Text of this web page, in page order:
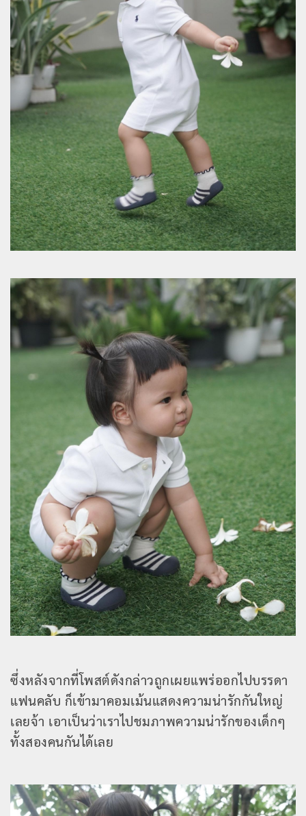
ซึ่งหลังจากที่โพสต์ดังกล่าวถูกเผยแพร่ออกไปบรรดา
แฟนคลับ ก็เข้ามาคอมเม้นแสดงความน่ารักกันใหญ่
เลยจ้า เอาเป็นว่าเราไปชมภาพความน่ารักของเด็กๆ
ทั้งสองคนกันได้เลย